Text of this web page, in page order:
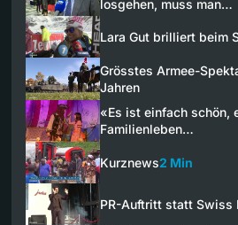
losgehen, muss man…
Lara Gut brilliert beim
Grösstes Armee-
Jahren
«Es ist einfach schön,
Familienleben…
Kurznews2 Min
PR-Auftritt statt Swiss